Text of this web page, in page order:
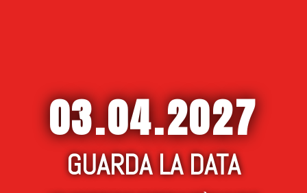
03.04.2027
GUARDA LA DATA